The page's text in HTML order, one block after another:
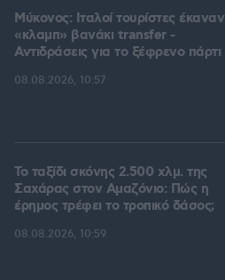
Μύκονος: Ιταλοί τουρίστες έκαναν
«κλαμπ» βανάκι transfer -
Αντιδράσεις για το ξέφρενο πάρτι
08.08.2026, 10:57
Το ταξίδι σκόνης 2.500 χλμ. της
Σαχάρας στον Αμαζόνιο: Πώς η
έρημος τρέφει το τροπικό δάσος;
08.08.2026, 10:59